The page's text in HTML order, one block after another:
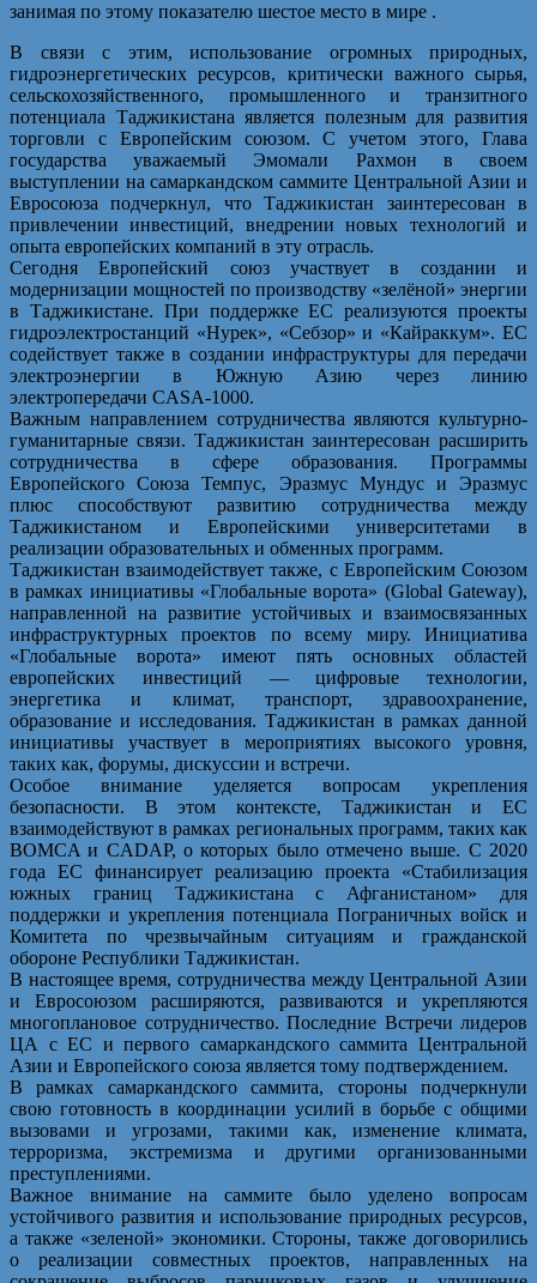
занимая по этому показателю шестое место в мире .
В связи с этим, использование огромных природных,
гидроэнергетических ресурсов, критически важного сырья,
сельскохозяйственного, промышленного и транзитного
потенциала Таджикистана является полезным для развития
торговли с Европейским союзом. С учетом этого, Глава
государства уважаемый Эмомали Рахмон в своем
выступлении на самаркандском саммите Центральной Азии и
Евросоюза подчеркнул, что Таджикистан заинтересован в
привлечении инвестиций, внедрении новых технологий и
опыта европейских компаний в эту отрасль.
Сегодня Европейский союз участвует в создании и
модернизации мощностей по производству «зелёной» энергии
в Таджикистане. При поддержке ЕС реализуются проекты
гидроэлектростанций «Нурек», «Себзор» и «Кайраккум». ЕС
содействует также в создании инфраструктуры для передачи
электроэнергии в Южную Азию через линию
электропередачи CASA-1000.
Важным направлением сотрудничества являются культурно-
гуманитарные связи. Таджикистан заинтересован расширить
сотрудничества в сфере образования. Программы
Европейского Союза Темпус, Эразмус Мундус и Эразмус
плюс способствуют развитию сотрудничества между
Таджикистаном и Европейскими университетами в
реализации образовательных и обменных программ.
Таджикистан взаимодействует также, с Европейским Союзом
в рамках инициативы «Глобальные ворота» (Global Gateway),
направленной на развитие устойчивых и взаимосвязанных
инфраструктурных проектов по всему миру. Инициатива
«Глобальные ворота» имеют пять основных областей
европейских инвестиций — цифровые технологии,
энергетика и климат, транспорт, здравоохранение,
образование и исследования. Таджикистан в рамках данной
инициативы участвует в мероприятиях высокого уровня,
таких как, форумы, дискуссии и встречи.
Особое внимание уделяется вопросам укрепления
безопасности. В этом контексте, Таджикистан и ЕС
взаимодействуют в рамках региональных программ, таких как
BOMCA и CADAP, о которых было отмечено выше. С 2020
года ЕС финансирует реализацию проекта «Стабилизация
южных границ Таджикистана с Афганистаном» для
поддержки и укрепления потенциала Пограничных войск и
Комитета по чрезвычайным ситуациям и гражданской
обороне Республики Таджикистан.
В настоящее время, сотрудничества между Центральной Азии
и Евросоюзом расширяются, развиваются и укрепляются
многоплановое сотрудничество. Последние Встречи лидеров
ЦА с ЕС и первого самаркандского саммита Центральной
Азии и Европейского союза является тому подтверждением.
В рамках самаркандского саммита, стороны подчеркнули
свою готовность в координации усилий в борьбе с общими
вызовами и угрозами, такими как, изменение климата,
терроризма, экстремизма и другими организованными
преступлениями.
Важное внимание на саммите было уделено вопросам
устойчивого развития и использование природных ресурсов,
а также «зеленой» экономики. Стороны, также договорились
о реализации совместных проектов, направленных на